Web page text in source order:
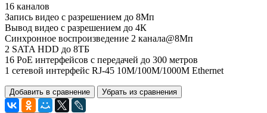
16 каналов
Запись видео с разрешением до 8Мп
Вывод видео с разрешением до 4К
Синхронное воспроизведение 2 канала@8Мп
2 SATA HDD до 8ТБ
16 PoE интерфейсов с передачей до 300 метров
1 сетевой интерфейс RJ-45 10M/100M/1000М Ethernet
Добавить в сравнение Убрать из сравнения